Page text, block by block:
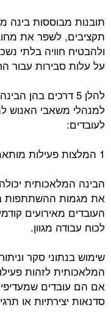
תובנות מבוססות בינה
תקציבים, לשפר את
ולהבטיח חוויה בלתי
על עלות סבירות עבור
להלן 5 דרכים בהן
למנהלי משאבי האנוש
לעובדים:
1 המלצות פעילות מותאמות אישית:
הבינה המלאכותית
את מגמות ההשתתפות
העובדים מאירועים
לכוח עבודה מגוון.
שימוש בנתוני סקר
המלאכותית לזהות
אם הם עובדים
סדנאות יצירתיות או